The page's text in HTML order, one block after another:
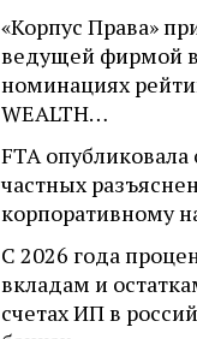
«Корпус Права»
ведущей фирмой
номинациях
WEALTH…
FTA опубликовала
частных
корпоративному
С 2026 года
вкладам и
счетах ИП в